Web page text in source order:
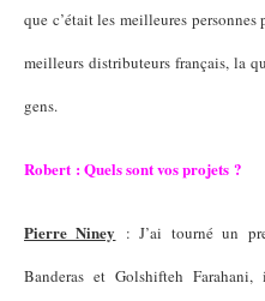
que c’était les meilleures
meilleurs distributeurs français, la
gens.
Robert : Quels sont vos projets ?
Pierre Niney : J’ai tourné un
Banderas et Golshifteh